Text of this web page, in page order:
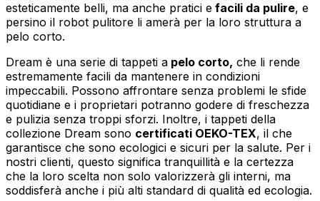
esteticamente belli, ma anche pratici e facili da pulire, e
persino il robot pulitore li amerà per la loro struttura a
pelo corto.
Dream è una serie di tappeti a pelo corto, che li rende
estremamente facili da mantenere in condizioni
impeccabili. Possono affrontare senza problemi le sfide
quotidiane e i proprietari potranno godere di freschezza
e pulizia senza troppi sforzi. Inoltre, i tappeti della
collezione Dream sono certificati OEKO-TEX, il che
garantisce che sono ecologici e sicuri per la salute. Per i
nostri clienti, questo significa tranquillità e la certezza
che la loro scelta non solo valorizzerà gli interni, ma
soddisferà anche i più alti standard di qualità ed ecologia.